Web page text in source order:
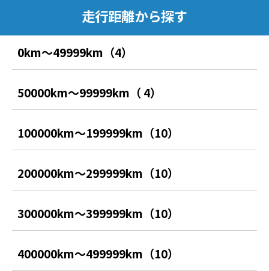
走行距離から探す
0km〜49999km（4）
50000km〜99999km（ 4）
100000km〜199999km（10）
200000km〜299999km（10）
300000km〜399999km（10）
400000km〜499999km（10）